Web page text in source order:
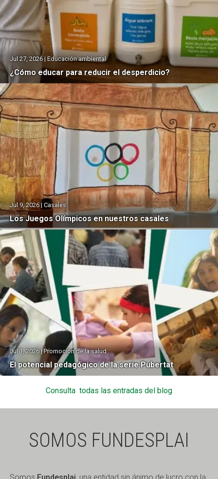
¿Cómo educar para reducir el desperdicio?
Jul 27, 2026 | Educación ambiental
Los Juegos Olímpicos en nuestros casales
Jul 9, 2026 | Casales
El potencial pedagógico de la serie Pubertat
Jul 1, 2026 | Promoción de la salud
Consulta todas las entradas del blog
SOMOS FUNDESPLAI